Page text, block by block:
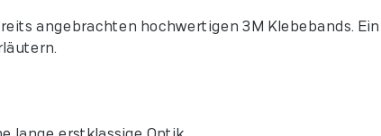
angebrachten hochwertigen 3M Klebebands.